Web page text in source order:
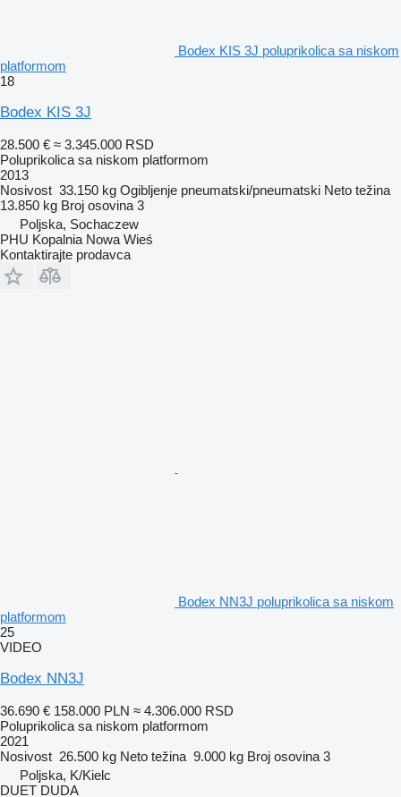
Bodex KIS 3J poluprikolica sa niskom
platformom
18
Bodex KIS 3J
28.500 € ≈ 3.345.000 RSD
Poluprikolica sa niskom platformom
2013
Nosivost 33.150 kg Ogibljenje pneumatski/pneumatski Neto težina
13.850 kg Broj osovina 3
Poljska, Sochaczew
PHU Kopalnia Nowa Wieś
Kontaktirajte prodavca
Bodex NN3J poluprikolica sa niskom
platformom
25
VIDEO
Bodex NN3J
36.690 € 158.000 PLN ≈ 4.306.000 RSD
Poluprikolica sa niskom platformom
2021
Nosivost 26.500 kg Neto težina 9.000 kg Broj osovina 3
Poljska, K/Kielc
DUET DUDA